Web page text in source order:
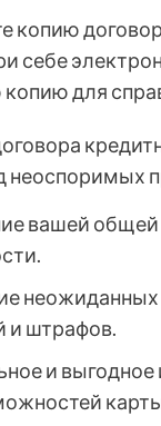
копию
себе
копию для
неоспоримых
вашей общей
и штрафов.
и выгодное